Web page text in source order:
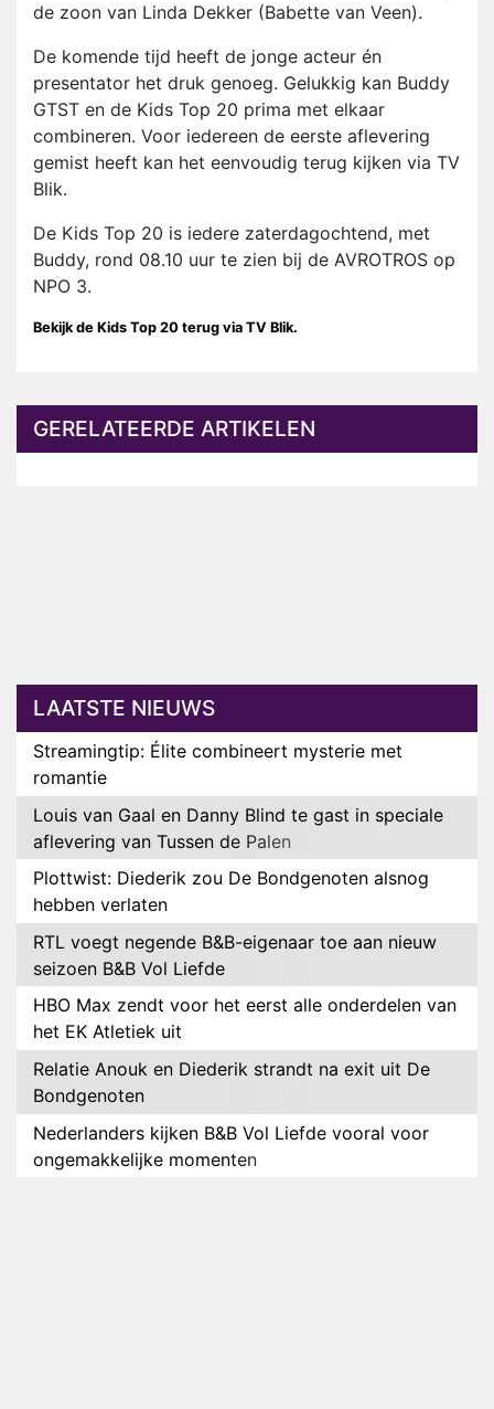
de zoon van Linda Dekker (Babette van Veen).
De komende tijd heeft de jonge acteur én
presentator het druk genoeg. Gelukkig kan Buddy
GTST en de Kids Top 20 prima met elkaar
combineren. Voor iedereen de eerste aflevering
gemist heeft kan het eenvoudig terug kijken via TV
Blik.
De Kids Top 20 is iedere zaterdagochtend, met
Buddy, rond 08.10 uur te zien bij de AVROTROS op
NPO 3.
Bekijk de Kids Top 20 terug via TV Blik.
GERELATEERDE ARTIKELEN
LAATSTE NIEUWS
Streamingtip: Élite combineert mysterie met
romantie
Louis van Gaal en Danny Blind te gast in speciale
aflevering van Tussen de Palen
Plottwist: Diederik zou De Bondgenoten alsnog
hebben verlaten
RTL voegt negende B&B-eigenaar toe aan nieuw
seizoen B&B Vol Liefde
HBO Max zendt voor het eerst alle onderdelen van
het EK Atletiek uit
Relatie Anouk en Diederik strandt na exit uit De
Bondgenoten
Nederlanders kijken B&B Vol Liefde vooral voor
ongemakkelijke momenten